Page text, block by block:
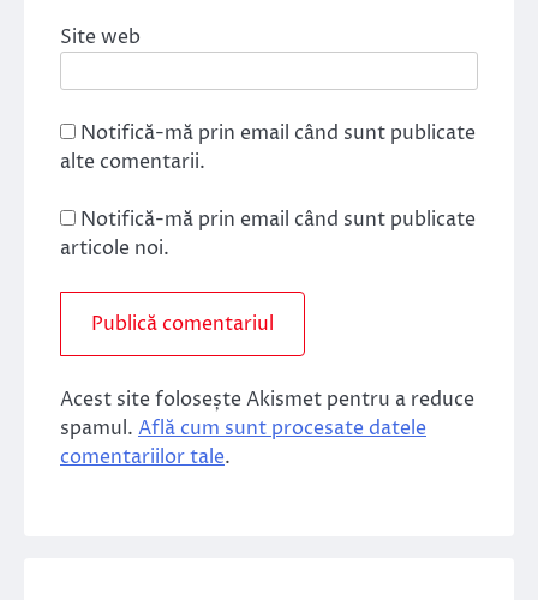
Site web
Notifică-mă prin email când sunt publicate
alte comentarii.
Notifică-mă prin email când sunt publicate
articole noi.
Acest site folosește Akismet pentru a reduce
spamul. Află cum sunt procesate datele
comentariilor tale.